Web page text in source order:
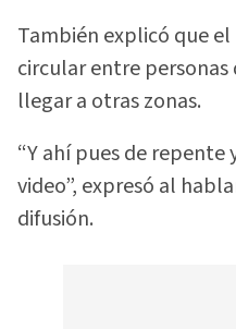
También explicó que
circular entre
llegar a otras zonas.
“Y ahí pues de
video”, expresó al
difusión.